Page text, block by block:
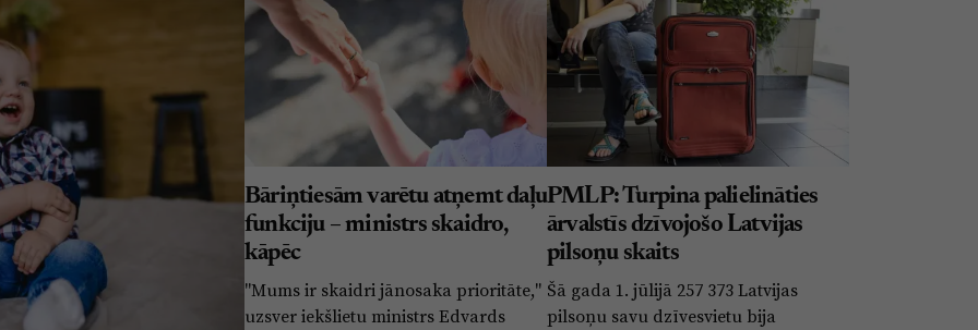
Bāriņtiesām varētu atņemt daļu
funkciju – ministrs skaidro,
kāpēc
"Mums ir skaidri jānosaka prioritāte,"
uzsver iekšlietu ministrs Edvards
PMLP: Turpina palielināties
ārvalstīs dzīvojošo Latvijas
pilsoņu skaits
Šā gada 1. jūlijā 257 373 Latvijas
pilsoņu savu dzīvesvietu bija